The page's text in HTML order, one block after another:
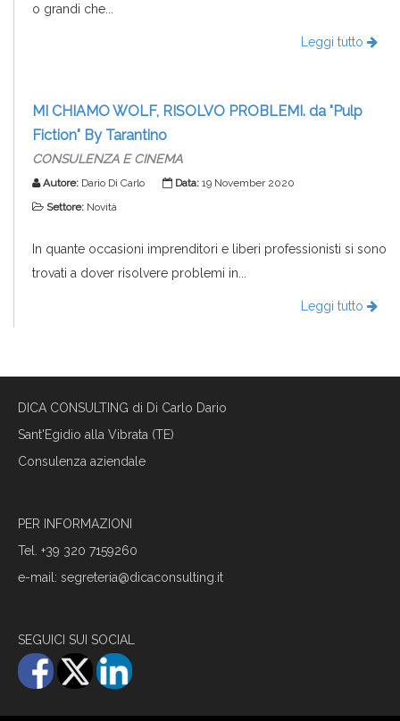
o grandi che...
Leggi tutto
MI CHIAMO WOLF, RISOLVO PROBLEMI. da "Pulp
Fiction" By Tarantino
CONSULENZA E CINEMA
Autore: Dario Di Carlo Data: 19 November 2020
Settore: Novità
In quante occasioni imprenditori e liberi professionisti si sono
trovati a dover risolvere problemi in...
Leggi tutto
DICA CONSULTING di Di Carlo Dario
Sant'Egidio alla Vibrata (TE)
Consulenza aziendale
PER INFORMAZIONI
Tel. +39 320 7159260
e-mail: segreteria@dicaconsulting.it
SEGUICI SUI SOCIAL